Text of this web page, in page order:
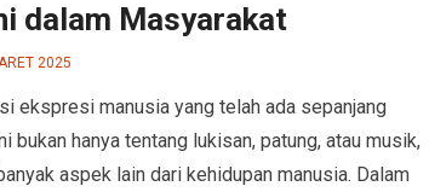
dalam Masyarakat
2025
ekspresi manusia yang telah ada sepanjang
bukan hanya tentang lukisan, patung, atau musik,
aspek lain dari kehidupan manusia. Dalam